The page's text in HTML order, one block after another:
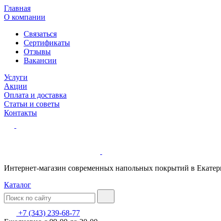
Главная
О компании
Связаться
Сертификаты
Отзывы
Вакансии
Услуги
Акции
Оплата и доставка
Статьи и советы
Контакты
Интернет-магазин современных напольных покрытий в
Каталог
+7 (343) 239-68-77